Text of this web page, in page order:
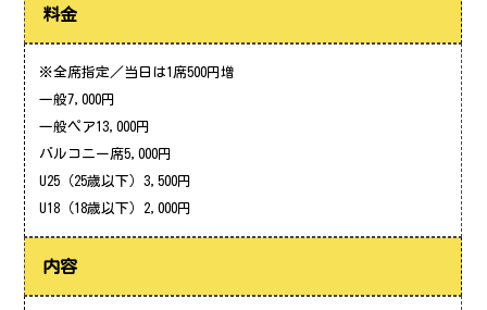
料金
※全席指定／当日は1席500円増
一般7,000円
一般ペア13,000円
バルコニー席5,000円
U25（25歳以下）3,500円
U18（18歳以下）2,000円
内容